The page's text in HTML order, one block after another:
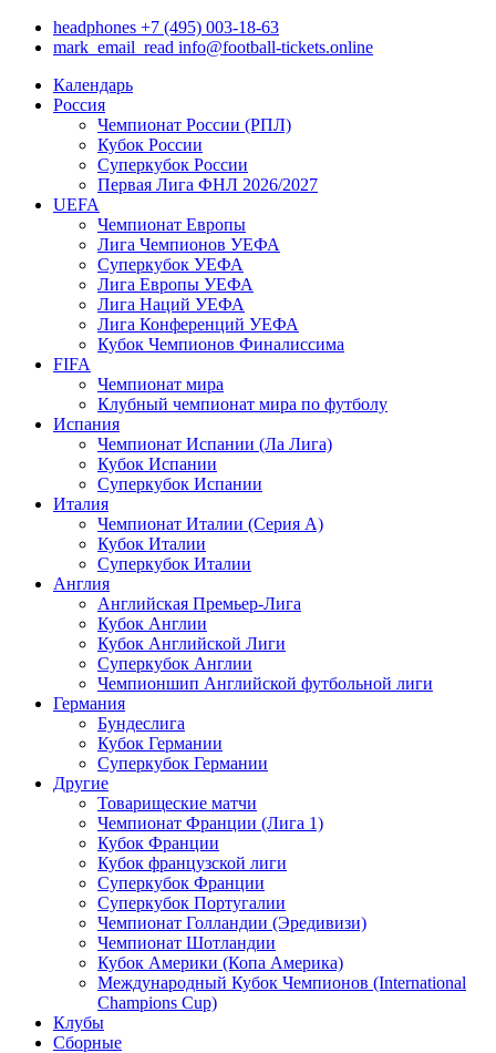
headphones +7 (495) 003-18-63
mark_email_read info@football-tickets.online
Календарь
Россия
Чемпионат России (РПЛ)
Кубок России
Суперкубок России
Первая Лига ФНЛ 2026/2027
UEFA
Чемпионат Европы
Лига Чемпионов УЕФА
Суперкубок УЕФА
Лига Европы УЕФА
Лига Наций УЕФА
Лига Конференций УЕФА
Кубок Чемпионов Финалиссима
FIFA
Чемпионат мира
Клубный чемпионат мира по футболу
Испания
Чемпионат Испании (Ла Лига)
Кубок Испании
Суперкубок Испании
Италия
Чемпионат Италии (Серия А)
Кубок Италии
Суперкубок Италии
Англия
Английская Премьер-Лига
Кубок Англии
Кубок Английской Лиги
Суперкубок Англии
Чемпионшип Английской футбольной лиги
Германия
Бундеслига
Кубок Германии
Суперкубок Германии
Другие
Товарищеские матчи
Чемпионат Франции (Лига 1)
Кубок Франции
Кубок французской лиги
Суперкубок Франции
Суперкубок Португалии
Чемпионат Голландии (Эредивизи)
Чемпионат Шотландии
Кубок Америки (Копа Америка)
Международный Кубок Чемпионов (International
Champions Cup)
Клубы
Сборные